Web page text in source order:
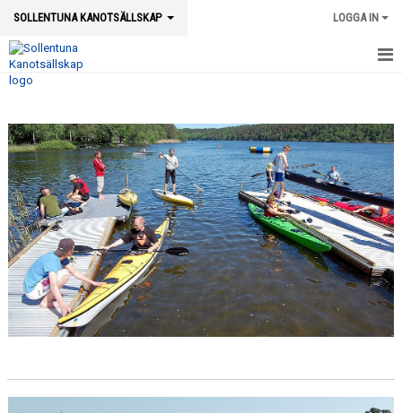
SOLLENTUNA KANOTSÄLLSKAP LOGGA IN
HEM
NYHETER
OM KLUBBEN
BILDGALLERI
KALENDER
DOKUMENT